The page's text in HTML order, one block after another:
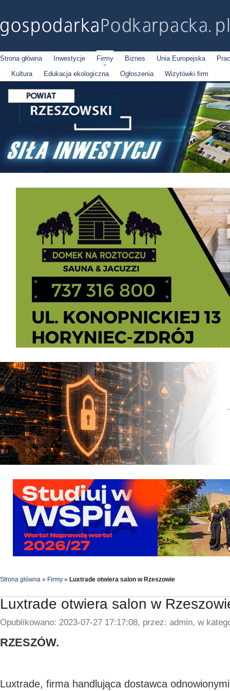
Strona główna Inwestycje Firmy Biznes Unia Europejska
Kultura
Edukacja ekologiczna Ogłoszenia Wizytówki firm
Strona główna » Firmy » Luxtrade otwiera salon w Rzeszowie
Luxtrade otwiera salon w
Opublikowano: 2023-07-27 17:17:08, przez: admin, w
RZESZÓW.
Luxtrade, firma handlująca dostawca